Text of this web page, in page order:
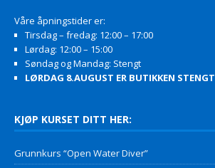
Våre åpningstider er:
Tirsdag – fredag: 12:00 – 17:00
Lørdag: 12:00 – 15:00
Søndag og Mandag: Stengt
LØRDAG 8.AUGUST ER BUTIKKEN STENGT
KJØP KURSET DITT HER:
Grunnkurs “Open Water Diver”